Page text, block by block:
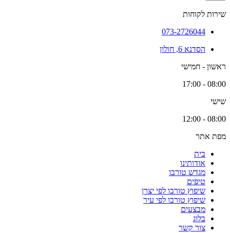
שירות לקוחות
073-2726044
הסדנא 6, חולון
ראשון - חמישי
08:00 - 17:00
שישי
08:00 - 12:00
מפת אתר
בית
אודותינו
מגדש טורבו
טיפים
שיפוץ טורבו לפי יצרן
שיפוץ טורבו לפי עיר
מבצעים
בלוג
צור קשר